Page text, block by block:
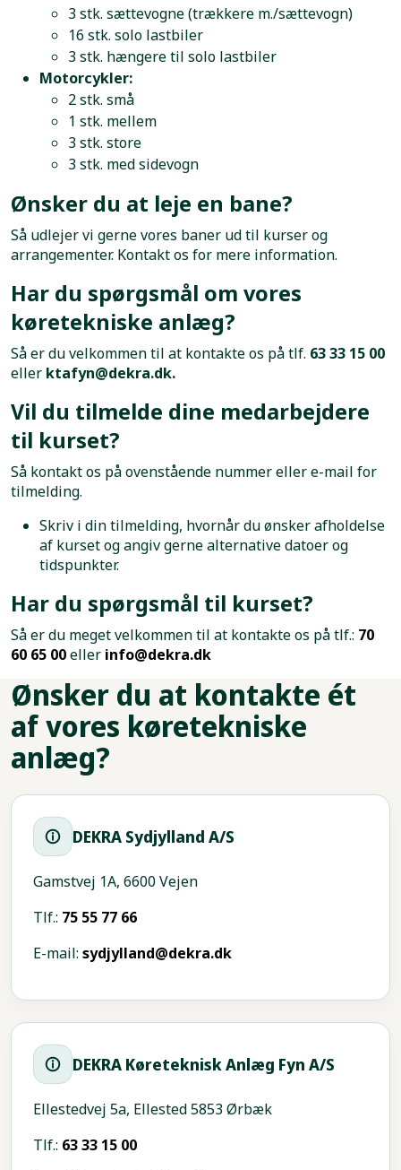
3 stk. sættevogne (trækkere m./sættevogn)
16 stk. solo lastbiler
3 stk. hængere til solo lastbiler
Motorcykler:
2 stk. små
1 stk. mellem
3 stk. store
3 stk. med sidevogn
Ønsker du at leje en bane?
Så udlejer vi gerne vores baner ud til kurser og
arrangementer. Kontakt os for mere information.
Har du spørgsmål om vores
køretekniske anlæg?
Så er du velkommen til at kontakte os på tlf. 63 33 15 00
eller ktafyn@dekra.dk.
Vil du tilmelde dine medarbejdere
til kurset?
Så kontakt os på ovenstående nummer eller e-mail for
tilmelding.
Skriv i din tilmelding, hvornår du ønsker afholdelse
af kurset og angiv gerne alternative datoer og
tidspunkter.
Har du spørgsmål til kurset?
Så er du meget velkommen til at kontakte os på tlf.: 70
60 65 00eller info@dekra.dk
Ønsker du at kontakte ét
af vores køretekniske
anlæg?
DEKRA Sydjylland A/S
Gamstvej 1A, 6600 Vejen
Tlf.: 75 55 77 66
E-mail: sydjylland@dekra.dk
DEKRA Køreteknisk Anlæg Fyn A/S
Ellestedvej 5a, Ellested 5853 Ørbæk
Tlf.: 63 33 15 00